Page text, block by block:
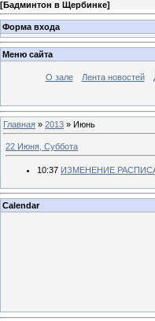
[Бадминтон в Щербинке]
Форма входа
Меню сайта
О зале Лента новостей
Главная » 2013 » Июнь
22 Июня, Суббота
10:37 ИЗМЕНЕНИЕ
Calendar